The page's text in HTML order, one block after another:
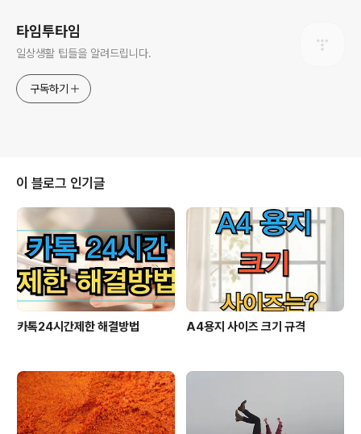
타임투타임
일상생활 팁들을 알려드립니다.
구독하기
이 블로그 인기글
카톡24시간제한 해결방법 A4용지 사이즈 크기 규격